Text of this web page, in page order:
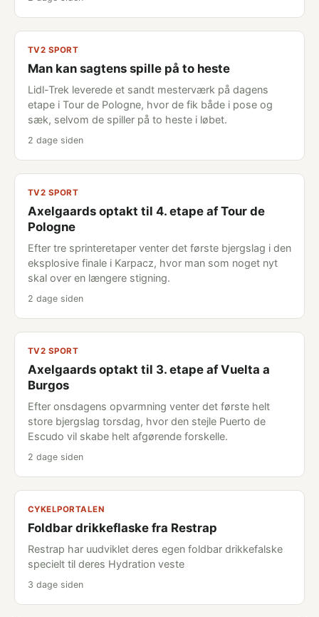
TV2 SPORT
Man kan sagtens spille på to heste
Lidl-Trek leverede et sandt mesterværk på dagens
etape i Tour de Pologne, hvor de fik både i pose og
sæk, selvom de spiller på to heste i løbet.
2 dage siden
TV2 SPORT
Axelgaards optakt til 4. etape af Tour de
Pologne
Efter tre sprinteretaper venter det første bjergslag i den
eksplosive finale i Karpacz, hvor man som noget nyt
skal over en længere stigning.
2 dage siden
TV2 SPORT
Axelgaards optakt til 3. etape af Vuelta a
Burgos
Efter onsdagens opvarmning venter det første helt
store bjergslag torsdag, hvor den stejle Puerto de
Escudo vil skabe helt afgørende forskelle.
2 dage siden
CYKELPORTALEN
Foldbar drikkeflaske fra Restrap
Restrap har uudviklet deres egen foldbar drikkefalske
specielt til deres Hydration veste
3 dage siden